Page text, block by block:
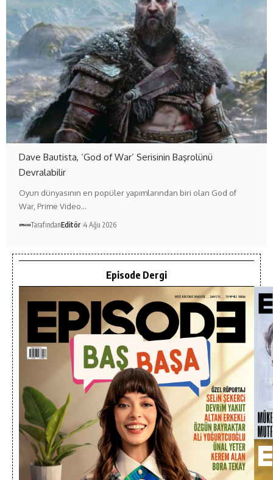
Dave Bautista, ‘God of War’ Serisinin Başrolünü
Devralabilir
Oyun dünyasının en popüler yapımlarından biri olan God of
War, Prime Video…
TarafındanEditör 4 Ağu 2026
Episode Dergi